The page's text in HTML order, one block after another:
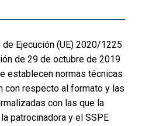
de Ejecución (UE) 2020/1225
de 29 de octubre de 2019
establecen normas técnicas
con respecto al formato y las
con las que la
patrocinadora y el SSPE